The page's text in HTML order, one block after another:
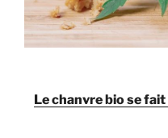
Le chanvre bio se fait